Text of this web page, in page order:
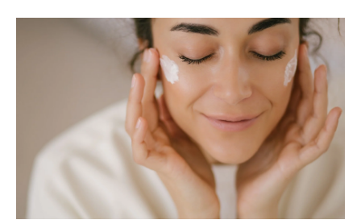
moda & ljepota